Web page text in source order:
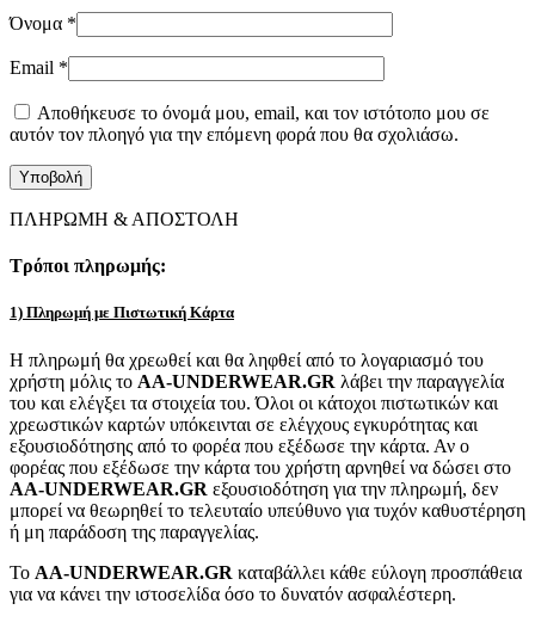
Όνομα *
Email *
Αποθήκευσε το όνομά μου, email, και τον ιστότοπο μου σε
αυτόν τον πλοηγό για την επόμενη φορά που θα σχολιάσω.
ΠΛΗΡΩΜΗ & ΑΠΟΣΤΟΛΗ
Τρόποι πληρωμής:
1) Πληρωμή με Πιστωτική Κάρτα
Η πληρωμή θα χρεωθεί και θα ληφθεί από το λογαριασμό του
χρήστη μόλις το AA-UNDERWEAR.GR λάβει την παραγγελία
του και ελέγξει τα στοιχεία του. Όλοι οι κάτοχοι πιστωτικών και
χρεωστικών καρτών υπόκεινται σε ελέγχους εγκυρότητας και
εξουσιοδότησης από το φορέα που εξέδωσε την κάρτα. Αν ο
φορέας που εξέδωσε την κάρτα του χρήστη αρνηθεί να δώσει στο
AA-UNDERWEAR.GR εξουσιοδότηση για την πληρωμή, δεν
μπορεί να θεωρηθεί το τελευταίο υπεύθυνο για τυχόν καθυστέρηση
ή μη παράδοση της παραγγελίας.
Το AA-UNDERWEAR.GR καταβάλλει κάθε εύλογη προσπάθεια
για να κάνει την ιστοσελίδα όσο το δυνατόν ασφαλέστερη.